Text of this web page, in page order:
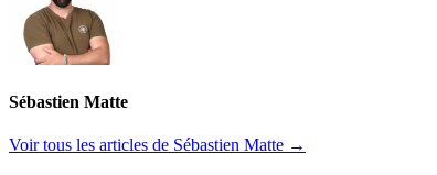
Sébastien Matte
Voir tous les articles de Sébastien Matte →